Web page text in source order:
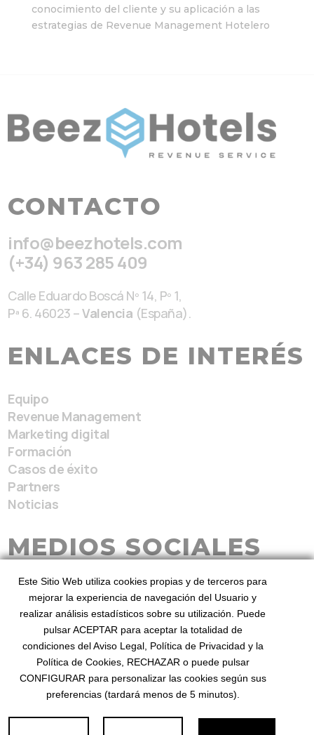
conocimiento del cliente y su aplicación a las
estrategias de Revenue Management Hotelero
CONTACTO
info@beezhotels.com
(+34) 963 285 409
Calle Eduardo Boscá Nº 14, Pº 1,
Pª 6. 46023 –Valencia (España).
ENLACES DE INTERÉS
Equipo
Revenue Management
Marketing digital
Formación
Casos de éxito
Partners
Noticias
MEDIOS SOCIALES
BeezHotels, Revenue Service 2026Desde 2010
mejorando el revenue©. Diseñado por BeezHotels
Privacidad Aviso Legal·Cookies
Este Sitio Web utiliza cookies propias y de terceros para
mejorar la experiencia de navegación del Usuario y
realizar análisis estadísticos sobre su utilización. Puede
pulsar ACEPTAR para aceptar la totalidad de
condiciones del Aviso Legal, Política de Privacidad y la
Política de Cookies, RECHAZAR o puede pulsar
CONFIGURAR para personalizar las cookies según sus
preferencias (tardará menos de 5 minutos).